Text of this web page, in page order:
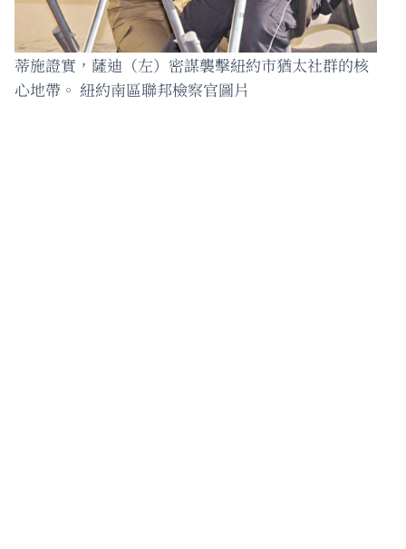
蒂施證實，薩迪（左）密謀襲擊紐約市猶太社群的核
心地帶。 紐約南區聯邦檢察官圖片